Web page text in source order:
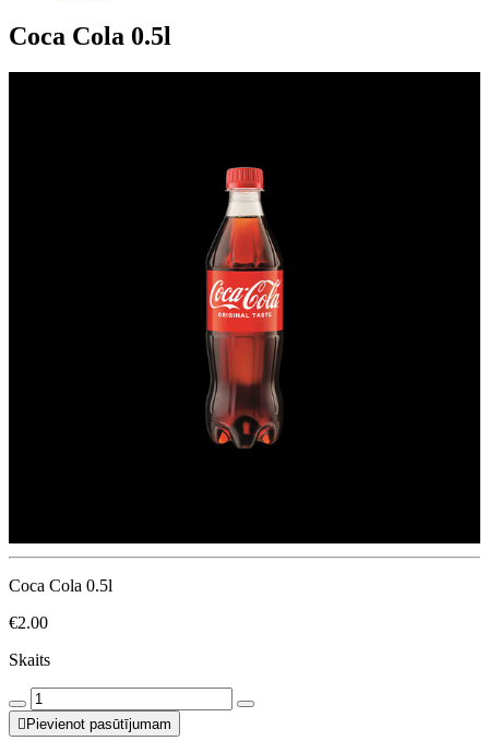
Coca Cola 0.5l
Coca Cola 0.5l
€2.00
Skaits
Pievienot pasūtījumam